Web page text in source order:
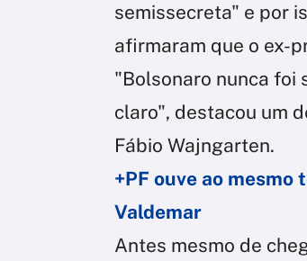
semissecreta" e por
afirmaram que o ex-
"Bolsonaro nunca foi
claro", destacou um
Fábio Wajngarten.
+PF ouve ao mesmo
Valdemar
Antes mesmo de